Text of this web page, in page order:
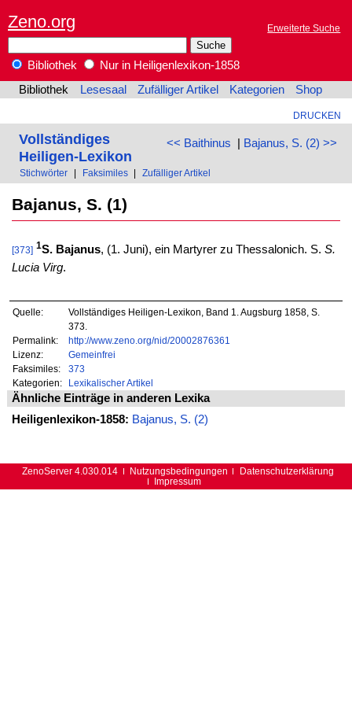
Zeno.org Erweiterte Suche
Bibliothek
Nur in Heiligenlexikon-1858
Bibliothek
Lesesaal Zufälliger Artikel Kategorien Shop
DRUCKEN
<< Baithinus | Bajanus, S. (2) >>
Vollständiges
Heiligen-Lexikon
Stichwörter Faksimiles Zufälliger Artikel
Bajanus, S. (1)
[373] 1S. Bajanus, (1. Juni), ein Martyrer zu Thessalonich. S. S.
Lucia Virg.
Quelle:
Vollständiges Heiligen-Lexikon, Band 1. Augsburg 1858, S.
373.
Permalink:
http://www.zeno.org/nid/20002876361
Lizenz:
Gemeinfrei
Faksimiles:
373
Kategorien:
Lexikalischer Artikel
Ähnliche Einträge in anderen Lexika
Heiligenlexikon-1858: Bajanus, S. (2)
ZenoServer 4.030.014 Nutzungsbedingungen
Datenschutzerklärung
Impressum